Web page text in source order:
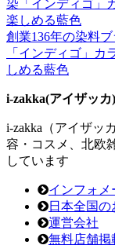
創業136年の染料
「インディゴ」
しめる藍色
i-zakka(アイザッカ)
i-zakka（アイザッ
容・コスメ、北欧
しています
インフォメ
日本全国
運営会社
無料店舗掲